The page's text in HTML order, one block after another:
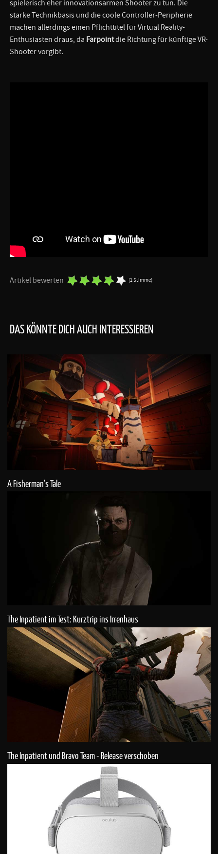
spielerisch eher innovationsarmen Shooter zu tun. Die
starke Technikbasis und die coole Controller-Peripherie
machen allerdings einen Pflichttitel für Virtual Reality-
Enthusiasten draus, da Farpointdie Richtung für künftige VR-
Shooter vorgibt.
Artikel bewerten (1 Stimme)
DAS KÖNNTE DICH AUCH INTERESSIEREN
A Fisherman’s Tale
The Inpatient im Test: Kurztrip ins Irrenhaus
The Inpatient und Bravo Team - Release verschoben